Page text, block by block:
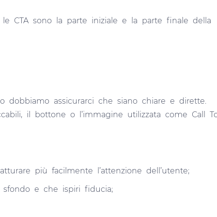
CTA sono la parte iniziale e la parte finale della
dobbiamo assicurarci che siano chiare e dirette.
il bottone o l’immagine utilizzata come Call
più facilmente l’attenzione dell’utente;
e che ispiri fiducia;